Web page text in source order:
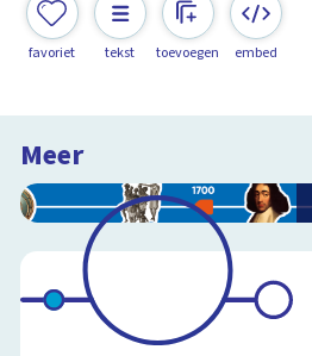
favoriet tekst toevoegen embed
Meer